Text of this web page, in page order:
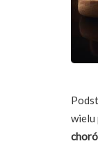
wielu